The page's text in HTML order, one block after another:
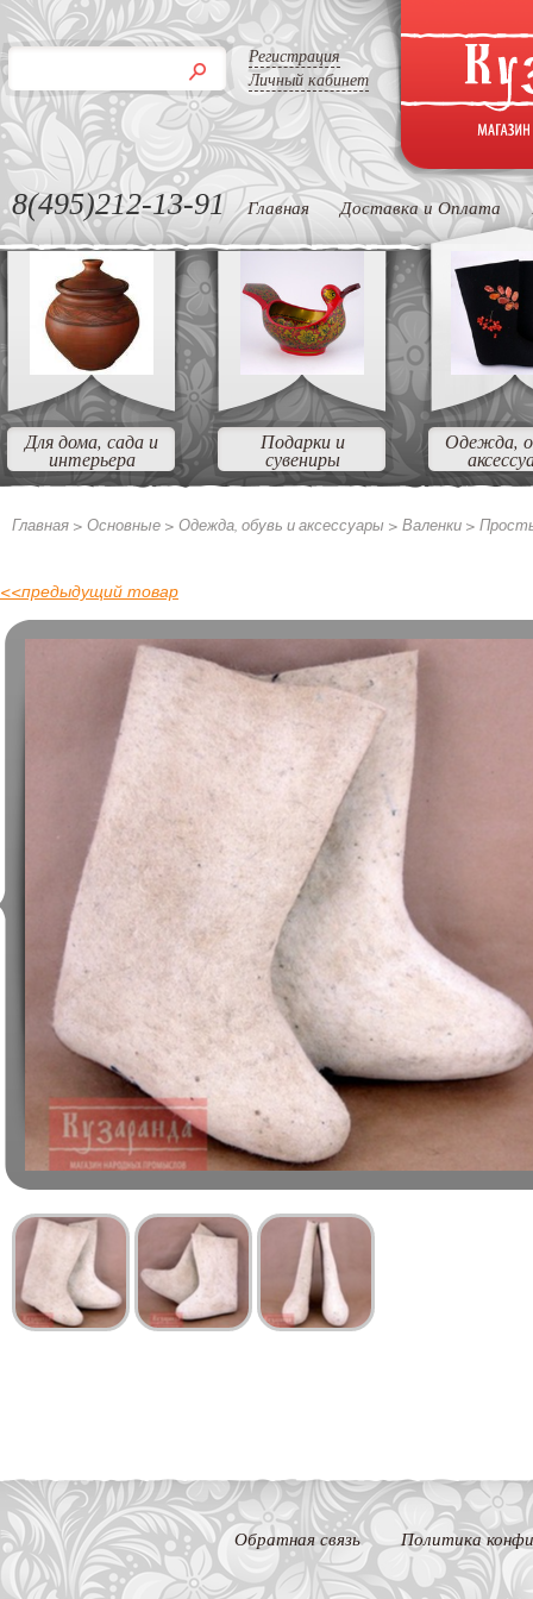
Регистрация
Личный кабинет
8(495)212-13-91 Главная Доставка и Оплата
Для дома, сада и
интерьера
Подарки и
сувениры
Одежда,
Главная > Основные > Одежда, обувь и аксессуары > Валенки >
<<предыдущий товар
Обратная связь Политика